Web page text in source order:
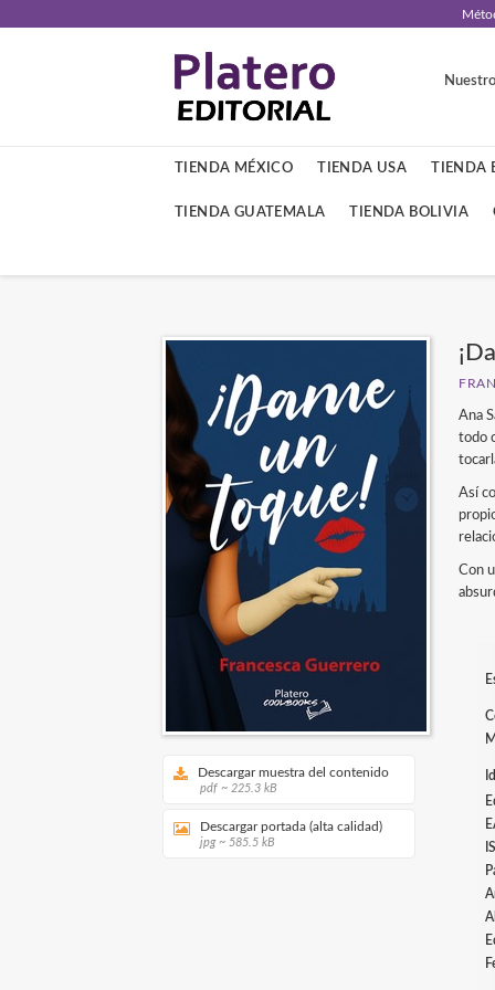
TIENDA MÉXICO TIENDA USA TIENDA
TIENDA GUATEMALA TIENDA BOLIVIA
Descargar muestra del contenido
pdf ~ 225.3 kB
Descargar portada (alta calidad)
jpg ~ 585.5 kB
Ana
todo
Así
Con